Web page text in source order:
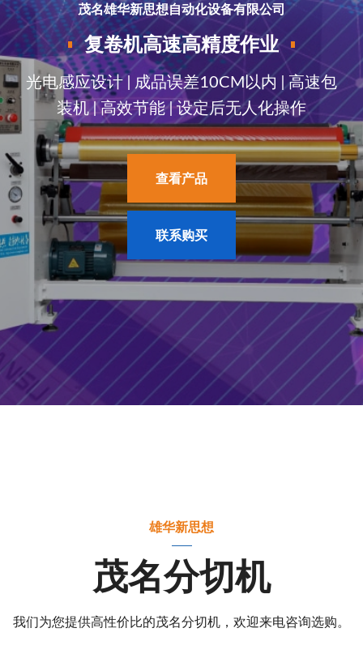
茂名雄华新思想自动化设备有限公司
复卷机高速高精度作业
光电感应设计 | 成品误差10CM以内 | 高速包
装机 | 高效节能 | 设定后无人化操作
查看产品
联系购买
雄华新思想
茂名分切机
我们为您提供高性价比的茂名分切机，欢迎来电咨询选购。